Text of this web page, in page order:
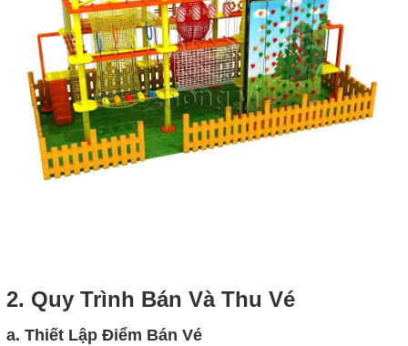
2. Quy Trình Bán Và Thu Vé
a. Thiết Lập Điểm Bán Vé